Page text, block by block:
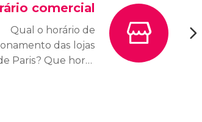
comercial
Qual o horário de
das lojas
Paris? Que horas